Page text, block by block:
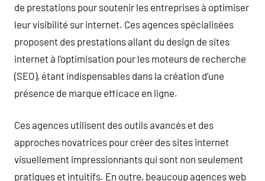
de prestations pour soutenir les entreprises à optimiser
leur visibilité sur internet. Ces agences spécialisées
proposent des prestations allant du design de sites
internet à l’optimisation pour les moteurs de recherche
(SEO), étant indispensables dans la création d’une
présence de marque efficace en ligne.
Ces agences utilisent des outils avancés et des
approches novatrices pour créer des sites internet
visuellement impressionnants qui sont non seulement
pratiques et intuitifs. En outre, beaucoup agences web